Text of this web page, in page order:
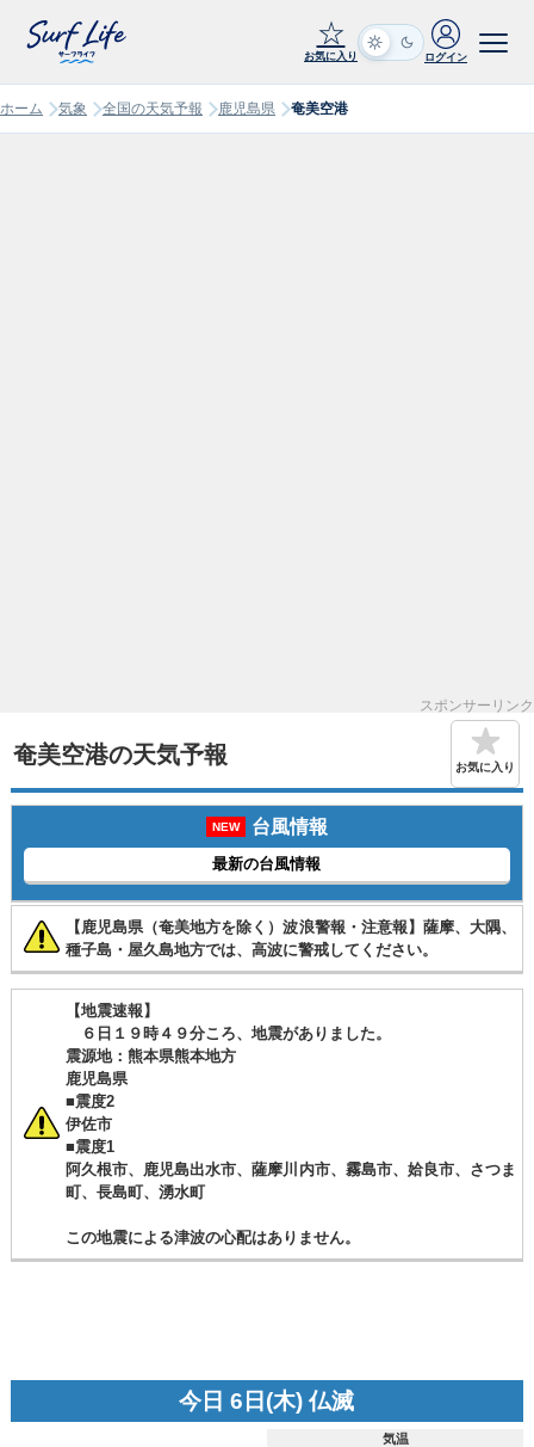
☆
お気に入り ログイン
ホーム 気象 全国の天気予報 鹿児島県 奄美空港
スポンサーリンク
奄美空港の天気予報 お気に入り
NEW 台風情報
最新の台風情報
【鹿児島県（奄美地方を除く）波浪警報・注意報】薩摩、大隅、
種子島・屋久島地方では、高波に警戒してください。
【地震速報】
６日１９時４９分ころ、地震がありました。
震源地：熊本県熊本地方
鹿児島県
■震度2
伊佐市
■震度1
阿久根市、鹿児島出水市、薩摩川内市、霧島市、姶良市、さつま
町、長島町、湧水町
この地震による津波の心配はありません。
今日 6日(木) 仏滅
気温